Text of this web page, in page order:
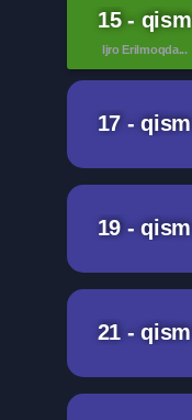
15 - qism
Ijro Erilmoqda...
17 - qism
19 - qism
21 - qism